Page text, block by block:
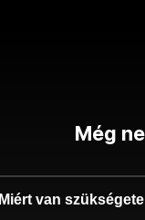
Még
Miért van